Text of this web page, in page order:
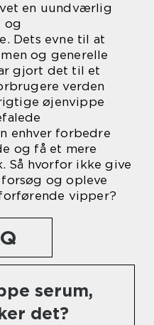
en uundværlig
og
Dets evne til at
og generelle
gjort det til et
verden
øjenvippe
enhver forbedre
og få et mere
Så hvorfor ikke give
og opleve
vipper?
serum,
det?